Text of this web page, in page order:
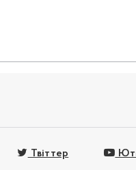
Твіттер